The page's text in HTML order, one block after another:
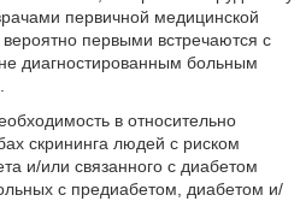
первичной медицинской
первыми встречаются с
диагностированным больным
в относительно
скрининга людей с риском
и/или связанного с диабетом
с предиабетом, диабетом и/